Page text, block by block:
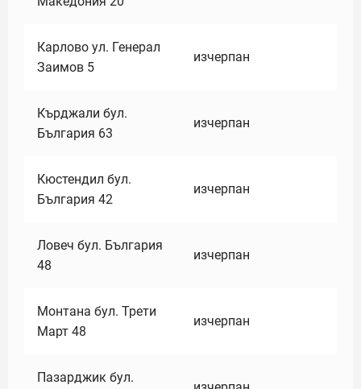
Карлово ул. Генерал
Заимов 5
изчерпан
Кърджали бул.
България 63
изчерпан
Кюстендил бул.
България 42
изчерпан
Ловеч бул. България
48
изчерпан
Монтана бул. Трети
Март 48
изчерпан
Пазарджик бул.